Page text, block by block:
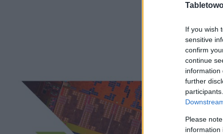
If you wish
sensitive
confirm
continue
information
further
Please
information